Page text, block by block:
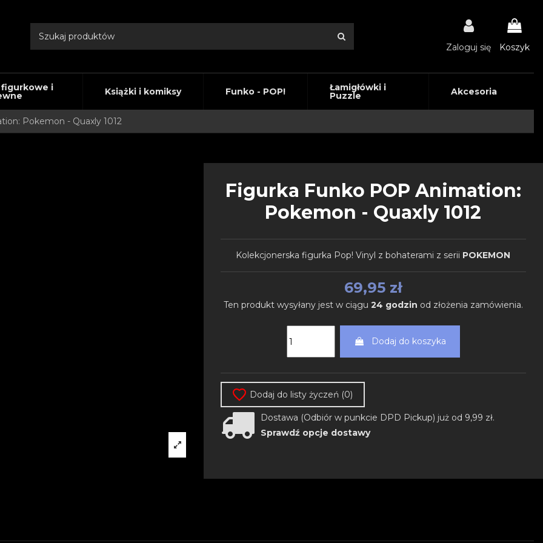
Zaloguj się Koszyk
figurkowe i Książki i komiksy Funko - POP! Łamigłówki i
Puzzle Akcesoria
Pokemon - Quaxly 1012
Figurka Funko POP Animation:
Pokemon - Quaxly 1012
Kolekcjonerska figurka Pop! Vinyl z bohaterami z serii POKEMON
69,95 zł
Ten produkt wysyłany jest w ciągu 24 godzin od złożenia zamówienia.
Dodaj do koszyka
Dodaj do listy życzeń (0)
Dostawa (Odbiór w punkcie DPD Pickup) już od 9,99 zł.
Sprawdź opcje dostawy